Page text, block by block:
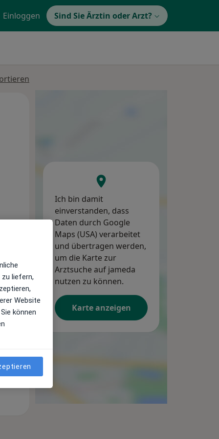
Einloggen Sind Sie Ärztin oder Arzt?
Do,
13 Aug
Fr,
14 Aug
Ich bin damit
einverstanden, dass
Daten durch Google
Maps (USA) verarbeitet
und übertragen werden,
um die Karte zur
Arztsuche auf jameda
nutzen zu können.
Karte anzeigen
liefern,
Website
können